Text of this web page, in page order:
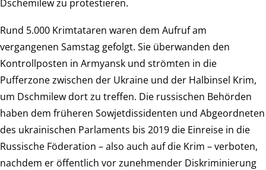
Dschemilew zu protestieren.
Rund 5.000 Krimtataren waren dem Aufruf am
vergangenen Samstag gefolgt. Sie überwanden den
Kontrollposten in Armyansk und strömten in die
Pufferzone zwischen der Ukraine und der Halbinsel Krim,
um Dschmilew dort zu treffen. Die russischen Behörden
haben dem früheren Sowjetdissidenten und Abgeordneten
des ukrainischen Parlaments bis 2019 die Einreise in die
Russische Föderation – also auch auf die Krim – verboten,
nachdem er öffentlich vor zunehmender Diskriminierung